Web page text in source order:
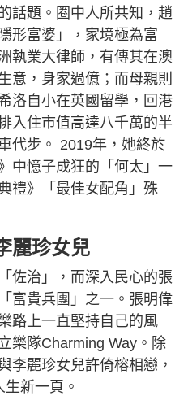
話題。圈中人所共知，趙
形富婆」，家境極為富
執業大律師，有傳其在澳
意，身家過億；而母親則
洛自小在英國留學，回港
入住市值高達八千萬的半
代步。 2019年，她終於
中憶子成狂的「何太」一
禮》「最佳女配角」殊
麗珍女兒
佐治」，而深入民心的張
富貴兵團」之一。張明偉
路上一直堅持自己的風
樂隊Charming Way。除
李麗珍女兒許倚榕相戀，
新一頁。